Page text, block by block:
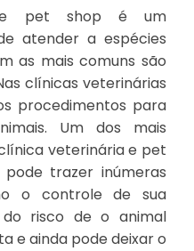
e pet shop é um
atender a espécies
as mais comuns são
clínicas veterinárias
procedimentos para
Um dos mais
veterinária e pet
trazer inúmeras
o controle de sua
do risco de o animal
e ainda pode deixar o